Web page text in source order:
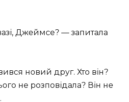
Джеймсе? — запитала
новий друг. Хто він?
не розповідала? Він не